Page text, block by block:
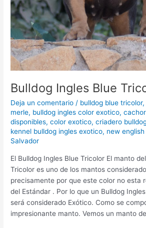
Bulldog Ingles Blue
Deja un comentario / bulldog blue tricolor,
merle, bulldog ingles color exotico,
disponibles,color exotico,criadero
kennel bulldog ingles exotico, new
Salvador
El Bulldog Ingles Blue Tricolor El manto
Tricolor es uno de los mantos
precisamente por que este color no esta
del Estándar . Por lo que un Bulldog
será considerado Exótico. Como se
impresionante manto. Vemos un manto